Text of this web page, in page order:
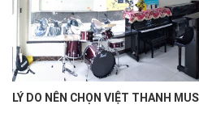
LÝ DO NÊN CHỌN VIỆT THANH